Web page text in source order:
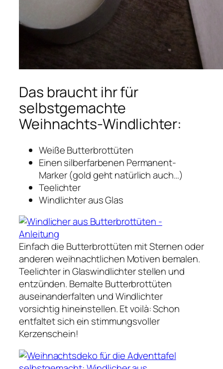
Das braucht ihr für
selbstgemachte
Weihnachts-Windlichter:
Weiße Butterbrottüten
Einen silberfarbenen Permanent-
Marker (gold geht natürlich auch…)
Teelichter
Windlichter aus Glas
Einfach die Butterbrottüten mit Sternen oder
anderen weihnachtlichen Motiven bemalen.
Teelichter in Glaswindlichter stellen und
entzünden. Bemalte Butterbrottüten
auseinanderfalten und Windlichter
vorsichtig hineinstellen. Et voilà: Schon
entfaltet sich ein stimmungsvoller
Kerzenschein!